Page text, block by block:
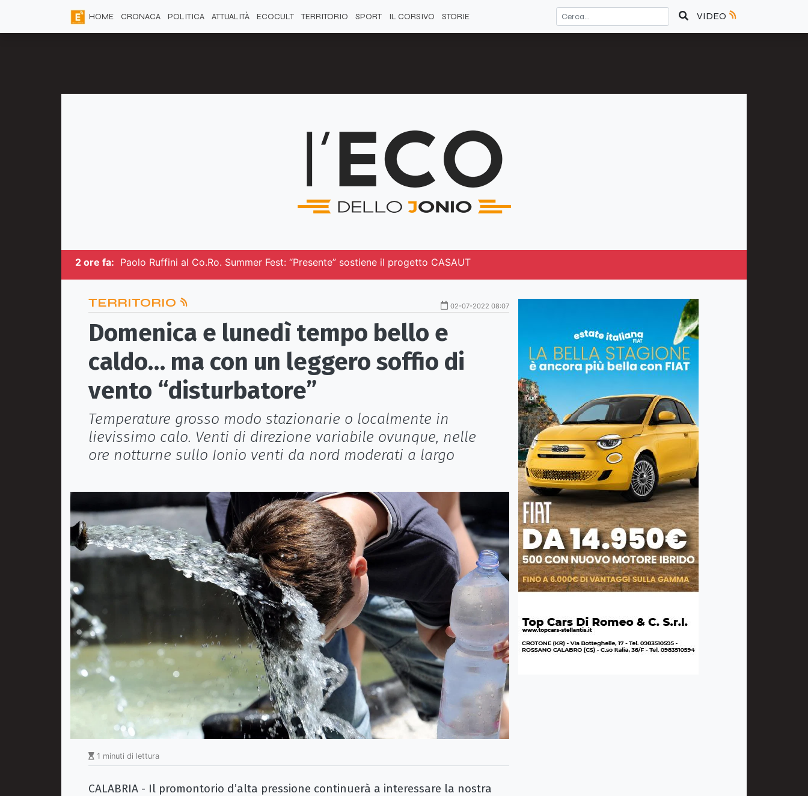
HOME CRONACA POLITICA ATTUALITÀ ECOCULT TERRITORIO SPORT IL CORSIVO STORIE VIDEO
2 ore fa: Paolo Ruffini al Co.Ro. Summer Fest: “Presente” sostiene il progetto CASAUT
TERRITORIO 02-07-2022 08:07
Domenica e lunedì tempo bello e
caldo… ma con un leggero soffio di
vento “disturbatore”
Temperature grosso modo stazionarie o localmente in
lievissimo calo. Venti di direzione variabile ovunque, nelle
ore notturne sullo Ionio venti da nord moderati a largo
1 minuti di lettura
CALABRIA - Il promontorio d’alta pressione continuerà a interessare la nostra